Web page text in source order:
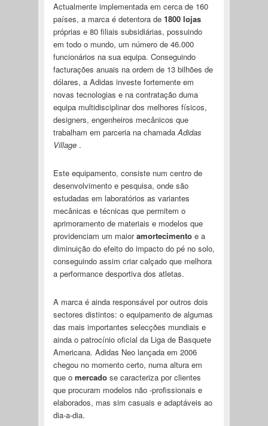
Actualmente implementada em cerca de 160
países, a marca é detentora de 1800 lojas
próprias e 80 filiais subsidiárias, possuindo
em todo o mundo, um número de 46.000
funcionários na sua equipa. Conseguindo
facturações anuais na ordem de 13 bilhões de
dólares, a Adidas investe fortemente em
novas tecnologias e na contratação duma
equipa multidisciplinar dos melhores físicos,
designers, engenheiros mecânicos que
trabalham em parceria na chamadaAdidas
Village.
Este equipamento, consiste num centro de
desenvolvimento e pesquisa, onde são
estudadas em laboratórios as variantes
mecânicas e técnicas que permitem o
aprimoramento de materiais e modelos que
providenciam um maioramortecimentoe a
diminuição do efeito do impacto do pé no solo,
conseguindo assim criar calçado que melhora
a performance desportiva dos atletas.
A marca é ainda responsável por outros dois
sectores distintos: o equipamento de algumas
das mais importantes selecções mundiais e
ainda o patrocínio oficial da Liga de Basquete
Americana. Adidas Neo lançada em 2006
chegou no momento certo, numa altura em
que o mercadose caracteriza por clientes
que procuram modelos não -profissionais e
elaborados, mas sim casuais e adaptáveis ao
dia-a-dia.